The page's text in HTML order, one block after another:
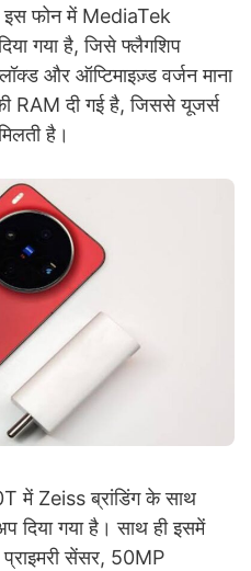
इस फोन में MediaTek
गया है, जिसे फ्लैगशिप
और ऑप्टिमाइज़्ड वर्जन माना
RAM दी गई है, जिससे यूजर्स
है।
में Zeiss ब्रांडिंग के साथ
दिया गया है। साथ ही इसमें
सेंसर, 50MP